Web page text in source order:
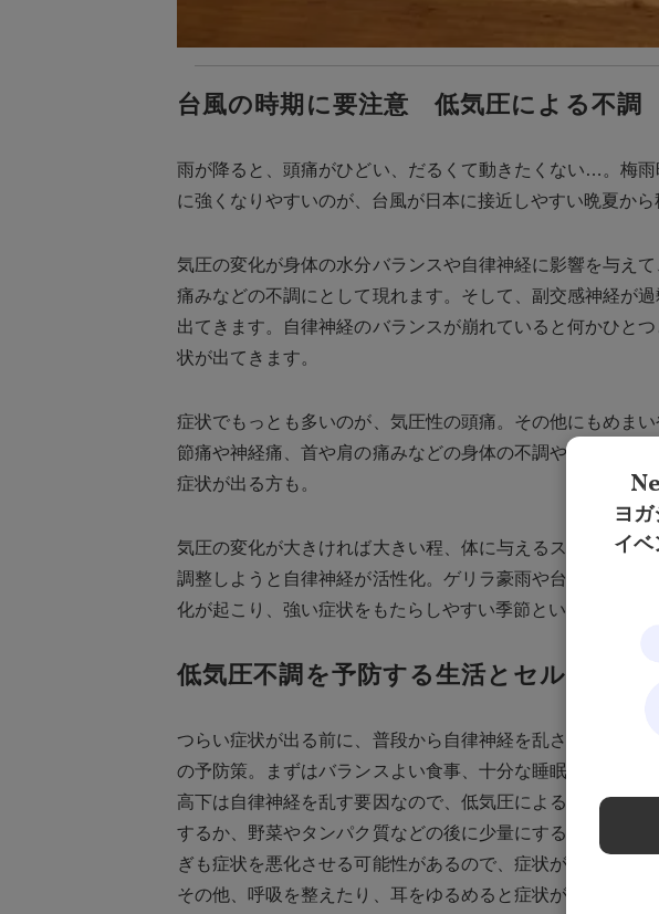
台風の時期に要注意 低気圧による不調
雨が降ると、頭痛がひどい、だるくて動きたくない…。梅
に強くなりやすいのが、台風が日本に接近しやすい晩夏から
気圧の変化が身体の水分バランスや自律神経に影響を与え
痛みなどの不調にとして現れます。そして、副交感神経が
出てきます。自律神経のバランスが崩れていると何かひと
状が出てきます。
症状でもっとも多いのが、気圧性の頭痛。その他にもめま
節痛や神経痛、首や肩の痛みなどの身体の不調や、やる気
症状が出る方も。
気圧の変化が大きければ大きい程、体に与えるストレスは
調整しようと自律神経が活性化。ゲリラ豪雨や台風が起こ
化が起こり、強い症状をもたらしやすい季節といえます。
低気圧不調を予防する生活とセルフケア
つらい症状が出る前に、普段から自律神経を乱さないよう
の予防策。まずはバランスよい食事、十分な睡眠、適度な
高下は自律神経を乱す要因なので、低気圧による不調がつ
するか、野菜やタンパク質などの後に少量にするとよいで
ぎも症状を悪化させる可能性があるので、症状がつらいと
その他、呼吸を整えたり、耳をゆるめると症状が緩和する
ヨ
イベ